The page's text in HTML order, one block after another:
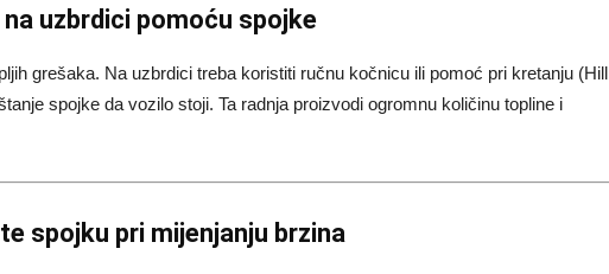
uzbrdici pomoću spojke
grešaka. Na uzbrdici treba koristiti ručnu kočnicu ili pomoć pri kretanju (Hill
spojke da vozilo stoji. Ta radnja proizvodi ogromnu količinu topline i
spojku pri mijenjanju brzina